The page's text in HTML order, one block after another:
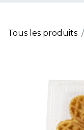
Tous les produits